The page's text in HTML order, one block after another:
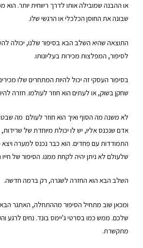
או ההבנה שמובילה אותו לדרך ריווחית יותר. הוא
שבונה את החוסן הכלכלי או הרגשי שלו.
התוצאה שהיא השלב הבא בסיפור שלנו, יכולה
לסיפור, המפלצות מכירות בעליונותו.
בסיפור העסקי זה יכול להיות המתחרים שלו
שחקן בשוק, או לעתים הוא חוזר לעולמו. חזרה
לא משנה מה הסוף ואיך הוא חוזר לעולם מה
אדם שנכנס אליו, יש לו יכולת מיוחדת של
התמודדות עם פחדים. הוא כבר נכנס למערה
שלעולם לא ניתן יהיה לקחת ממנו. הסיפור של
השלב הבא הוא החזרה לשגרה, רק ברמה חדשה.
ומכאן שוב מתחיל הסיפור מההתחלה, האתגר
שלכם. ממש כמו בסרטי ג'יימס בונד. נחים לרגע
מתקשרת.